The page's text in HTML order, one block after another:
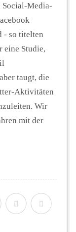
Media-
- so titelten
eine Studie,
taugt, die
Aktivitäten
Wir
mit der